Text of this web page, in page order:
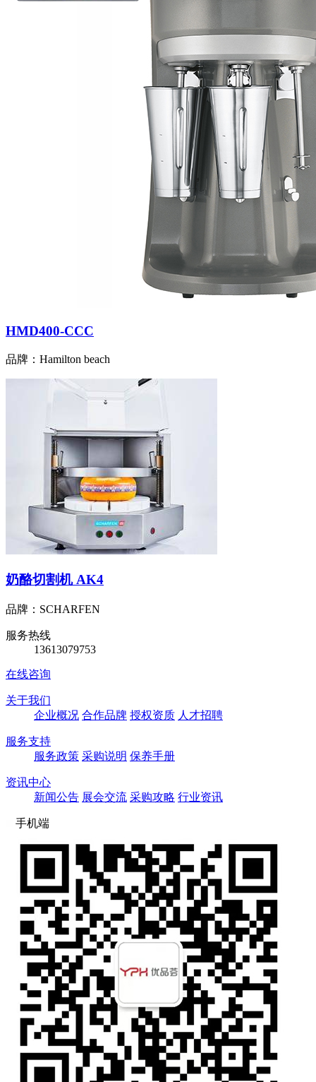
HMD400-CCC
品牌：Hamilton beach
奶酪切割机 AK4
品牌：SCHARFEN
服务热线
13613079753
在线咨询
关于我们
企业概况 合作品牌 授权资质 人才招聘
服务支持
服务政策 采购说明 保养手册
资讯中心
新闻公告 展会交流 采购攻略 行业资讯
手机端